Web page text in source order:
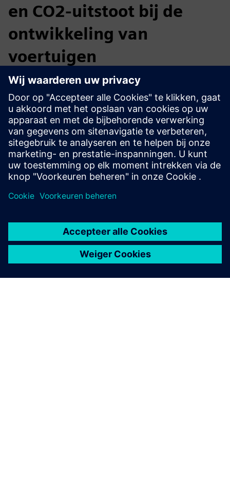
en CO2-uitstoot bij de
ontwikkeling van
voertuigen
Breng kosten, prestaties en duurzaamheid in evenwicht
vanaf de eerste ontwerpfase. Door kosten- en
koolstofanalyses gedurende de volledige levenscyclus van
het product te integreren, krijgt u inzicht van begin tot
eind, waardoor u slimmere beslissingen kunt nemen op het
gebied van ontwerp, inkoop en productie, terwijl u
tegelijkertijd de marges verbetert en de emissies verlaagt.